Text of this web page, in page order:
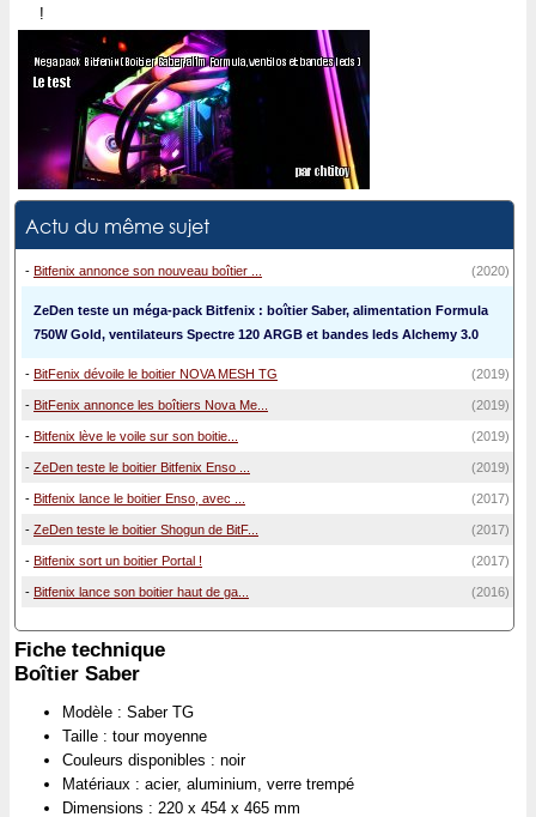
!
Actu du même sujet
- Bitfenix annonce son nouveau boîtier ... (2020)
ZeDen teste un méga-pack Bitfenix : boîtier Saber, alimentation Formula
750W Gold, ventilateurs Spectre 120 ARGB et bandes leds Alchemy 3.0
- BitFenix dévoile le boitier NOVA MESH TG (2019)
- BitFenix annonce les boîtiers Nova Me... (2019)
- Bitfenix lève le voile sur son boitie... (2019)
- ZeDen teste le boitier Bitfenix Enso ... (2019)
- Bitfenix lance le boitier Enso, avec ... (2017)
- ZeDen teste le boitier Shogun de BitF... (2017)
- Bitfenix sort un boitier Portal ! (2017)
- Bitfenix lance son boitier haut de ga... (2016)
Fiche technique
Boîtier Saber
Modèle : Saber TG
Taille : tour moyenne
Couleurs disponibles : noir
Matériaux : acier, aluminium, verre trempé
Dimensions : 220 x 454 x 465 mm